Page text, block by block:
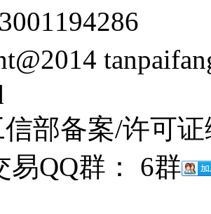
信部备案/许可
易QQ群： 6群